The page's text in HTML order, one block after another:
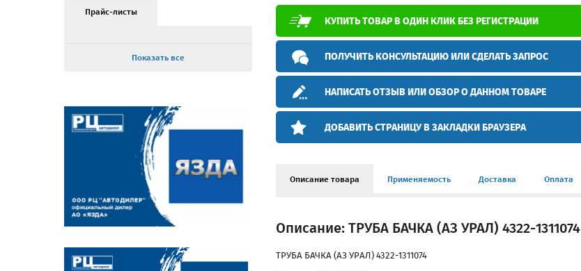
Прайс-листы
Показать все
КУПИТЬ ТОВАР В ОДИН КЛИК БЕЗ РЕГИСТРАЦИИ
ПОЛУЧИТЬ КОНСУЛЬТАЦИЮ ИЛИ СДЕЛАТЬ ЗАПРОС
НАПИСАТЬ ОТЗЫВ ИЛИ ОБЗОР О ДАННОМ ТОВАРЕ
ДОБАВИТЬ СТРАНИЦУ В ЗАКЛАДКИ БРАУЗЕРА
Описание товара Применяемость Доставка Оплата
Описание: ТРУБА БАЧКА (АЗ УРАЛ) 4322-1311074
ТРУБА БАЧКА (АЗ УРАЛ) 4322-1311074